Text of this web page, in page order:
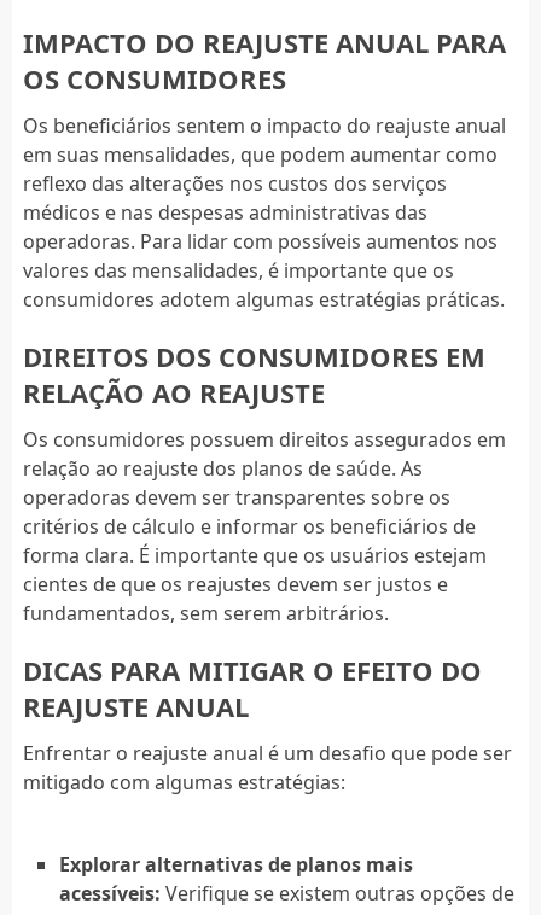
IMPACTO DO REAJUSTE ANUAL PARA
OS CONSUMIDORES
Os beneficiários sentem o impacto do reajuste anual
em suas mensalidades, que podem aumentar como
reflexo das alterações nos custos dos serviços
médicos e nas despesas administrativas das
operadoras. Para lidar com possíveis aumentos nos
valores das mensalidades, é importante que os
consumidores adotem algumas estratégias práticas.
DIREITOS DOS CONSUMIDORES EM
RELAÇÃO AO REAJUSTE
Os consumidores possuem direitos assegurados em
relação ao reajuste dos planos de saúde. As
operadoras devem ser transparentes sobre os
critérios de cálculo e informar os beneficiários de
forma clara. É importante que os usuários estejam
cientes de que os reajustes devem ser justos e
fundamentados, sem serem arbitrários.
DICAS PARA MITIGAR O EFEITO DO
REAJUSTE ANUAL
Enfrentar o reajuste anual é um desafio que pode ser
mitigado com algumas estratégias:
Explorar alternativas de planos mais
acessíveis: Verifique se existem outras opções de